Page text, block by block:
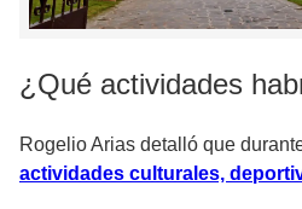
¿Qué actividades
Rogelio Arias detalló que
actividades culturales,